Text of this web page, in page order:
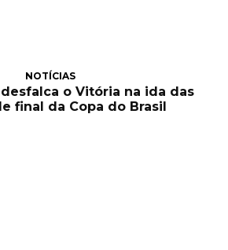
NOTÍCIAS
o Vitória na ida das
final da Copa do Brasil